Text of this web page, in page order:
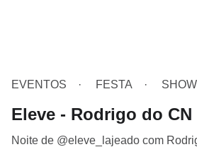
EVENTOS FESTA SHOW
Eleve - Rodrigo do CN
Noite de @eleve_lajeado com